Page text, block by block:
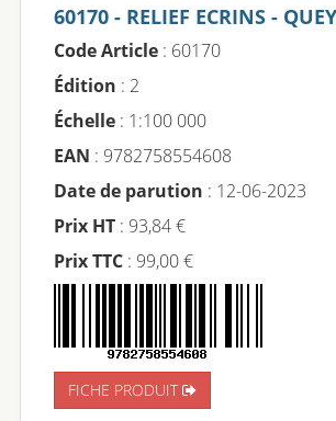
60170 - RELIEF ECRINS -
Code Article : 60170
Édition : 2
Échelle : 1:100 000
EAN : 9782758554608
Date de parution : 12-06-2023
Prix HT : 93,84 €
Prix TTC : 99,00 €
FICHE PRODUIT